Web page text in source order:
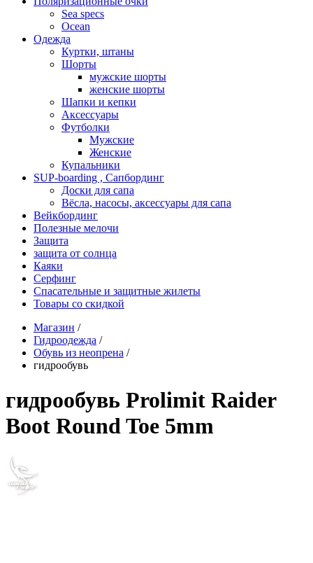
Sea specs
Ocean
Одежда
Куртки, штаны
Шорты
мужские шорты
женские шорты
Шапки и кепки
Аксессуары
Футболки
Мужские
Женские
Купальники
SUP-boarding , Сапбординг
Доски для сапа
Вёсла, насосы, аксессуары для сапа
Вейкбординг
Полезные мелочи
Защита
защита от солнца
Каяки
Серфинг
Спасательные и защитные жилеты
Товары со скидкой
Магазин /
Гидроодежда /
Обувь из неопрена /
гидрообувь
гидрообувь Prolimit Raider
Boot Round Toe 5mm